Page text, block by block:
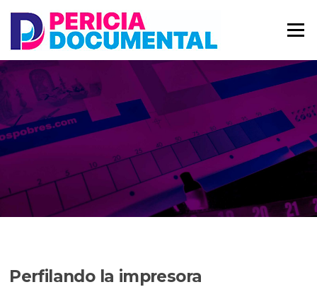
contenido
Menú
Perfilando la impresora